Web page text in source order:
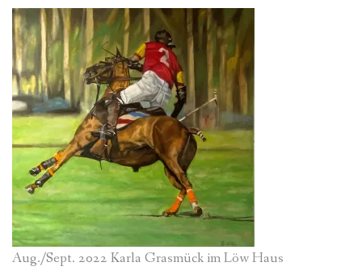
Aug./Sept. 2022 Karla Grasmück im Löw Haus